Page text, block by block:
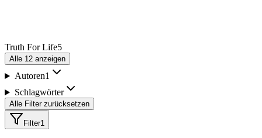
Truth For Life5
Alle 12 anzeigen
Autoren1
Schlagwörter
Alle Filter zurücksetzen
Filter1